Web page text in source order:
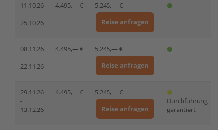
11.10.26
-
25.10.26
4.495,— €
5.245,— €
Reise anfragen
08.11.26
-
22.11.26
4.495,— €
5.245,— €
Reise anfragen
29.11.26
-
13.12.26
4.495,— €
5.245,— €
Reise anfragen
Durchführung
garantiert